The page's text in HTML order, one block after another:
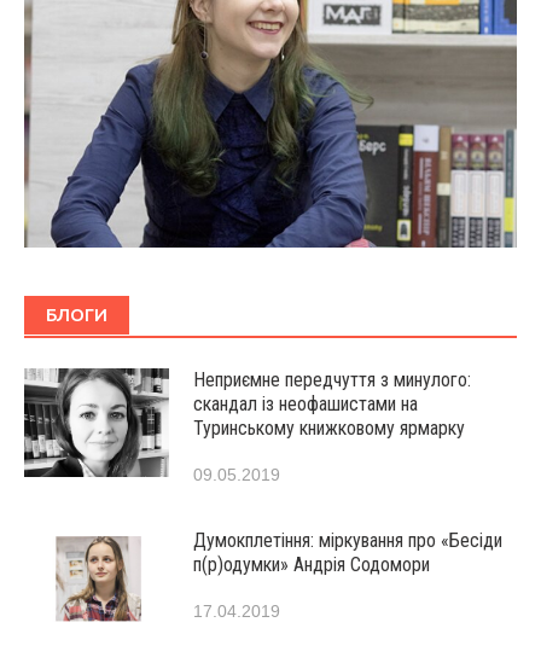
БЛОГИ
Неприємне передчуття з минулого:
скандал із неофашистами на
Туринському книжковому ярмарку
09.05.2019
Думокплетіння: міркування про «Бесіди
п(р)одумки» Андрія Содомори
17.04.2019